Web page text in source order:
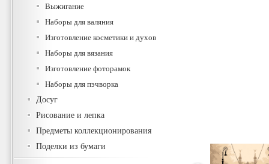
Выжигание
Наборы для валяния
Изготовление косметики и духов
Наборы для вязания
Изготовление фоторамок
Наборы для пэчворка
Досуг
Рисование и лепка
Предметы коллекционирования
Поделки из бумаги